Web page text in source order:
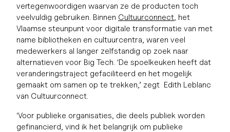
vertegenwoordigen waarvan ze de producten toch
veelvuldig gebruiken. Binnen Cultuurconnect, het
Vlaamse steunpunt voor digitale transformatie van met
name bibliotheken en cultuurcentra, waren veel
medewerkers al langer zelfstandig op zoek naar
alternatieven voor Big Tech. ‘De spoelkeuken heeft dat
veranderingstraject gefaciliteerd en het mogelijk
gemaakt om samen op te trekken,’ zegt Edith Leblanc
van Cultuurconnect.
‘Voor publieke organisaties, die deels publiek worden
gefinancierd, vind ik het belangrijk om publieke